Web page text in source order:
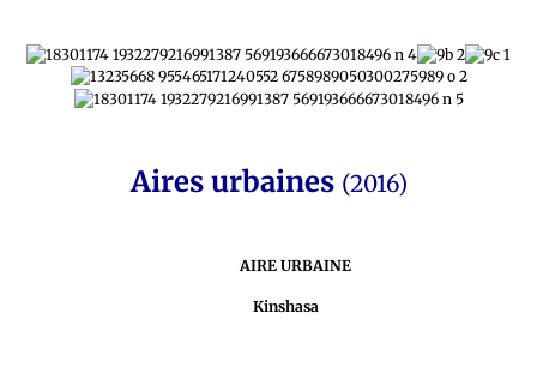
Aires urbaines (2016)
AIRE URBAINE
Kinshasa